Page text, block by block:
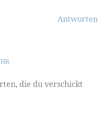
Antworten
die du verschickt